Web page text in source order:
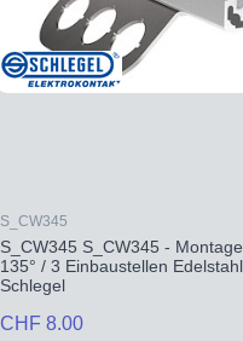
S_CW345
S_CW345 S_CW345 -
135° / 3 Einbaustellen
Schlegel
CHF 8.00